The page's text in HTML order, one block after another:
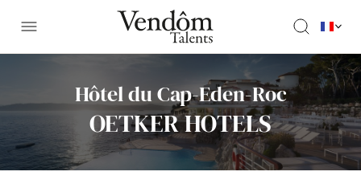
Hôtel du Cap-Eden-Roc
OETKER HOTELS